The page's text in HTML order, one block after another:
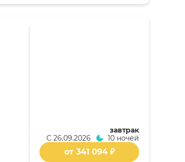
завтрак
С 26.09.2026 10 ночей
от 341 094 ₽